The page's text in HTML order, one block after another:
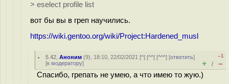
> eselect profile list
вот бы вы в греп научились.
https://wiki.gentoo.org/wiki/Project:Hardened_musl
5.42 ,Аноним (9), 18:10, 22/02/2021 [^] [^^] [^^^] [ответить]
[к модератору]
–1
+ / –
Спасибо, грепать не умею, а что имею то жую.)